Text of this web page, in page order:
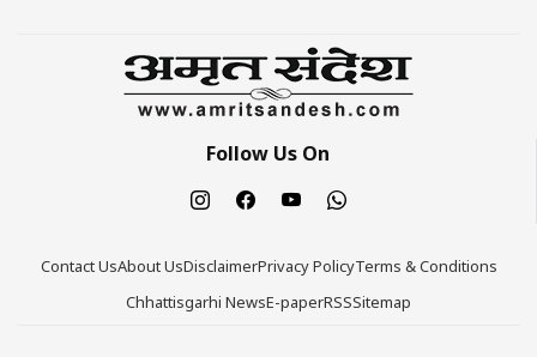
Follow Us On
Contact UsAbout UsDisclaimerPrivacy PolicyTerms & Conditions
Chhattisgarhi NewsE-paperRSSSitemap